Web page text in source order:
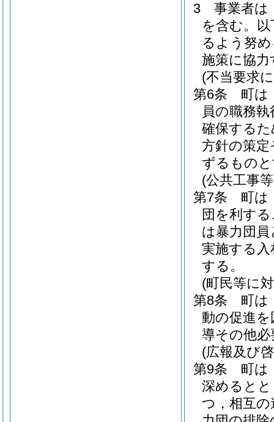
3
事業者は
を含む。
るよう努
施策に協
(不当要求
第6条
町は
員の職務
確保する
方針の策
ずるもの
(公共工事
第7条
町は
団を利す
は暴力団
実施する
する。
(町民等に
第8条
町は
動の促進
導その他
(広報及び
第9条
町は
深めると
つ，相互